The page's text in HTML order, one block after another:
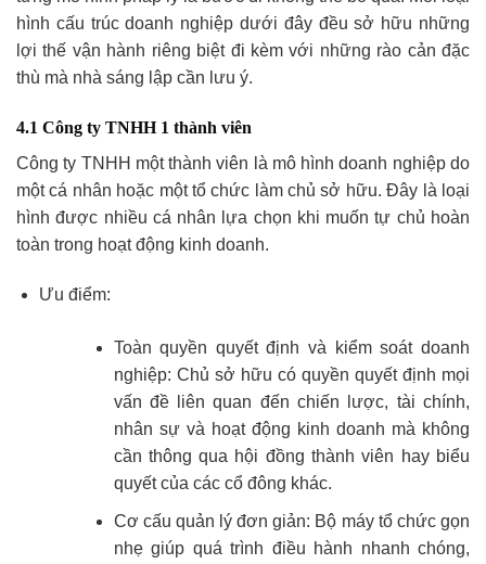
hình cấu trúc doanh nghiệp dưới đây đều sở hữu những
lợi thế vận hành riêng biệt đi kèm với những rào cản đặc
thù mà nhà sáng lập cần lưu ý.
4.1 Công ty TNHH 1 thành viên
Công ty TNHH một thành viên là mô hình doanh nghiệp do
một cá nhân hoặc một tổ chức làm chủ sở hữu. Đây là loại
hình được nhiều cá nhân lựa chọn khi muốn tự chủ hoàn
toàn trong hoạt động kinh doanh.
Ưu điểm:
Toàn quyền quyết định và kiểm soát doanh
nghiệp: Chủ sở hữu có quyền quyết định mọi
vấn đề liên quan đến chiến lược, tài chính,
nhân sự và hoạt động kinh doanh mà không
cần thông qua hội đồng thành viên hay biểu
quyết của các cổ đông khác.
Cơ cấu quản lý đơn giản: Bộ máy tổ chức gọn
nhẹ giúp quá trình điều hành nhanh chóng,